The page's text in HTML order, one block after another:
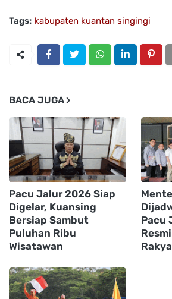
Tags: kabupaten kuantan singingi
BACA JUGA
Pacu Jalur 2026 Siap
Digelar, Kuansing
Bersiap Sambut
Puluhan Ribu
Wisatawan
Pacu